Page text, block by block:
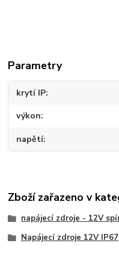
Parametry
krytí IP
výkon
napětí
Zboží zařazeno v
napájecí zdroje - 12V
Napájecí zdroje 12V IP67